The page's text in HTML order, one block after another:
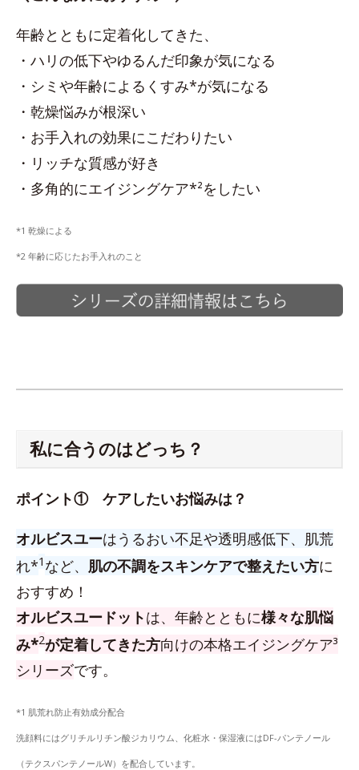
年齢とともに定着化してきた、
・ハリの低下やゆるんだ印象が気になる
・シミや年齢によるくすみ*が気になる
・乾燥悩みが根深い
・お手入れの効果にこだわりたい
・リッチな質感が好き
・多角的にエイジングケア*²をしたい
*1 乾燥による
*2 年齢に応じたお手入れのこと
私に合うのはどっち？
ポイント① ケアしたいお悩みは？
オルビスユーはうるおい不足や透明感低下、肌荒
れ*1 など、 肌の不調をスキンケアで整えたい方に
おすすめ！
オルビスユードットは、年齢とともに様々な肌悩
み*2が定着してきた方向けの本格エイジングケア³
シリーズです。
*1 肌荒れ防止有効成分配合
洗顔料にはグリチルリチン酸ジカリウム、化粧水・保湿液にはDF-パンテノール
（テクスパンテノールW）を配合しています。